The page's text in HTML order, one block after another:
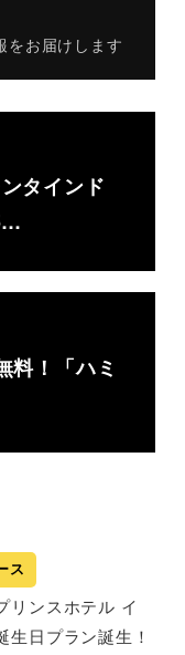
をお届けします
タインド
料！「ハミ
ス
リンスホテル イ
生日プラン誕生！